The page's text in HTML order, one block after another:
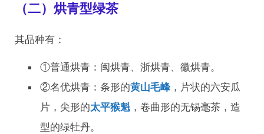
（二）烘青型绿茶
其品种有：
①普通烘青：闽烘青、浙烘青、徽烘青。
②名优烘青：条形的黄山毛峰，片状的六安瓜
片，尖形的太平猴魁 ，卷曲形的无锡毫茶，造
型的绿牡丹。